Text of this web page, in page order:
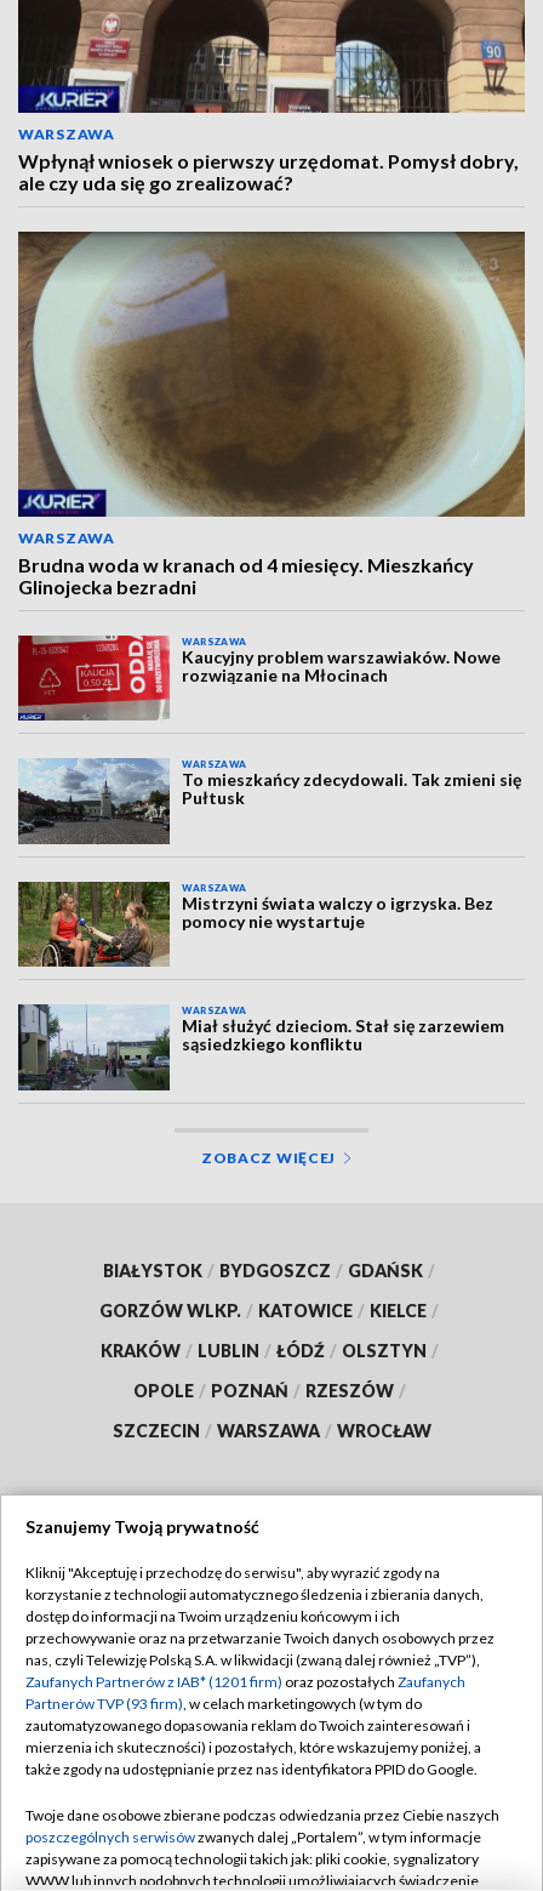
WARSZAWA
Wpłynął wniosek o pierwszy urzędomat. Pomysł dobry,
ale czy uda się go zrealizować?
WARSZAWA
Brudna woda w kranach od 4 miesięcy. Mieszkańcy
Glinojecka bezradni
WARSZAWA
Kaucyjny problem warszawiaków. Nowe
rozwiązanie na Młocinach
WARSZAWA
To mieszkańcy zdecydowali. Tak zmieni się
Pułtusk
WARSZAWA
Mistrzyni świata walczy o igrzyska. Bez
pomocy nie wystartuje
WARSZAWA
Miał służyć dzieciom. Stał się zarzewiem
sąsiedzkiego konfliktu
ZOBACZ WIĘCEJ
BIAŁYSTOK / BYDGOSZCZ / GDAŃSK /
GORZÓW WLKP. / KATOWICE / KIELCE /
KRAKÓW / LUBLIN / ŁÓDŹ / OLSZTYN /
OPOLE / POZNAŃ / RZESZÓW /
SZCZECIN / WARSZAWA / WROCŁAW
TVP
Abonament TVP
Emisja w TVP
Centrum informacji TVP
Naziemna Telewizja Cyfrowa
Rada Programowa
System NOS
Regulamin TVP
Polityka prywatności
Moje zgody
Pomoc
Kontakt
Szanujemy Twoją prywatność
Kliknij "Akceptuję i przechodzę do serwisu", aby wyrazić zgody na
korzystanie z technologii automatycznego śledzenia i zbierania danych,
dostęp do informacji na Twoim urządzeniu końcowym i ich
przechowywanie oraz na przetwarzanie Twoich danych osobowych przez
nas, czyli Telewizję Polską S.A. w likwidacji (zwaną dalej również „TVP”),
Zaufanych Partnerów z IAB* (1201 firm) oraz pozostałych Zaufanych
Partnerów TVP (93 firm), w celach marketingowych (w tym do
zautomatyzowanego dopasowania reklam do Twoich zainteresowań i
mierzenia ich skuteczności) i pozostałych, które wskazujemy poniżej, a
także zgody na udostępnianie przez nas identyfikatora PPID do Google.
Twoje dane osobowe zbierane podczas odwiedzania przez Ciebie naszych
poszczególnych serwisówzwanych dalej „Portalem”, w tym informacje
zapisywane za pomocą technologii takich jak: pliki cookie, sygnalizatory
WWW lub innych podobnych technologii umożliwiających świadczenie